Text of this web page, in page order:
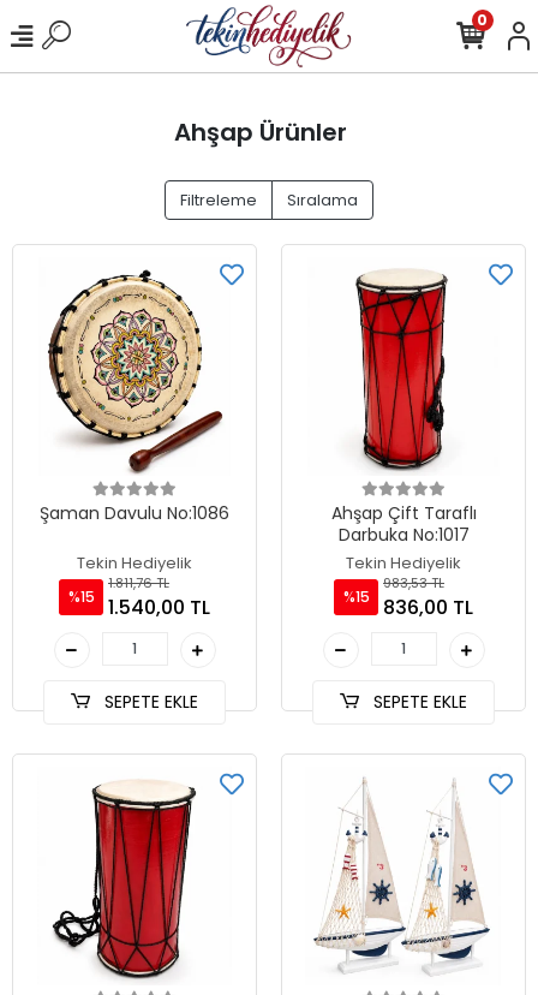
0
Ahşap Ürünler
Filtreleme Sıralama
Şaman Davulu No:1086
Tekin Hediyelik
%15
1.811,76 TL
1.540,00 TL
SEPETE EKLE
Ahşap Çift Taraflı
Darbuka No:1017
Tekin Hediyelik
%15
983,53 TL
836,00 TL
SEPETE EKLE